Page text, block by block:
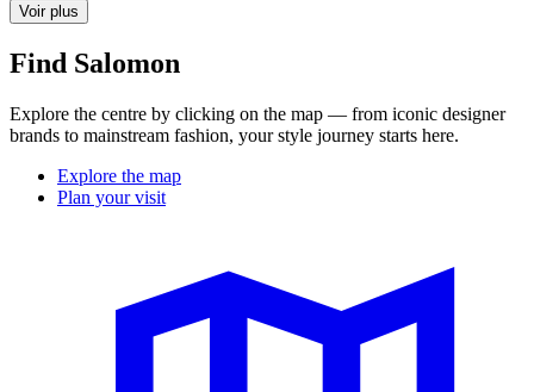
Voir plus
Find Salomon
Explore the centre by clicking on the map — from iconic designer
brands to mainstream fashion, your style journey starts here.
Explore the map
Plan your visit